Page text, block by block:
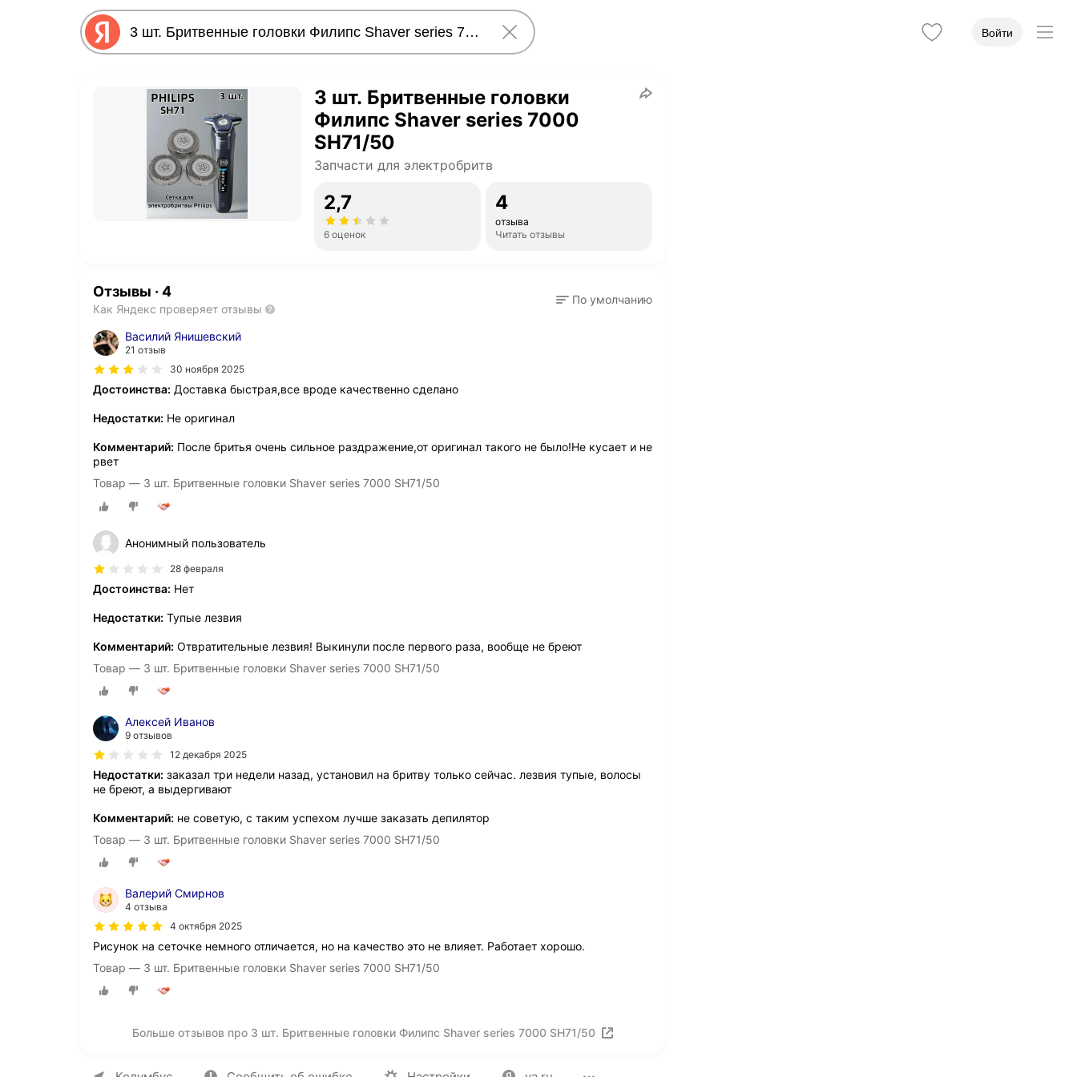
Войти
3 шт. Бритвенные головки
Филипс Shaver series 7000
SH71/50
Запчасти для электробритв
2,7
6 оценок
4
отзыва
Читать отзывы
Отзывы · 4
Как Яндекс проверяет отзывы
По умолчанию
Василий Янишевский
21 отзыв
30 ноября 2025
Достоинства: Доставка быстрая,все вроде качественно сделано
Недостатки: Не оригинал
Комментарий: После бритья очень сильное раздражение,от оригинал такого не было!Не кусает и не
рвет
Товар — 3 шт. Бритвенные головки Shaver series 7000 SH71/50
Анонимный пользователь
28 февраля
Достоинства: Нет
Недостатки: Тупые лезвия
Комментарий: Отвратительные лезвия! Выкинули после первого раза, вообще не бреют
Товар — 3 шт. Бритвенные головки Shaver series 7000 SH71/50
Алексей Иванов
9 отзывов
12 декабря 2025
Недостатки: заказал три недели назад, установил на бритву только сейчас. лезвия тупые, волосы
не бреют, а выдергивают
Комментарий: не советую, с таким успехом лучше заказать депилятор
Товар — 3 шт. Бритвенные головки Shaver series 7000 SH71/50
Валерий Смирнов
4 отзыва
4 октября 2025
Рисунок на сеточке немного отличается, но на качество это не влияет. Работает хорошо.
Товар — 3 шт. Бритвенные головки Shaver series 7000 SH71/50
Больше отзывов про 3 шт. Бритвенные головки Филипс Shaver series 7000 SH71/50